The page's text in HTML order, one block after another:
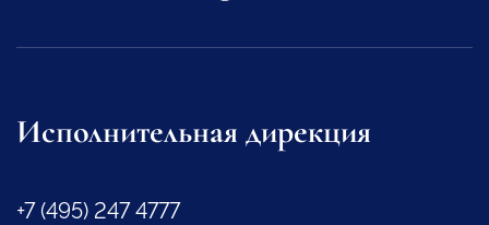
Исполнительная дирекция
+7 (495) 247 4777